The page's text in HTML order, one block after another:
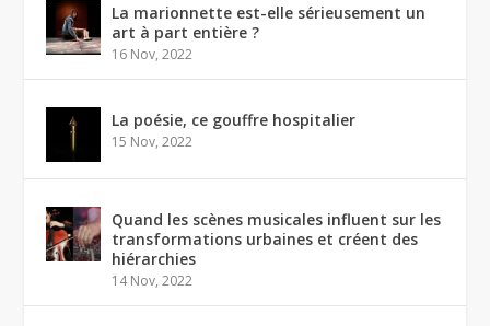
La marionnette est-elle sérieusement un
art à part entière ?
16 Nov, 2022
La poésie, ce gouffre hospitalier
15 Nov, 2022
Quand les scènes musicales influent sur les
transformations urbaines et créent des
hiérarchies
14 Nov, 2022